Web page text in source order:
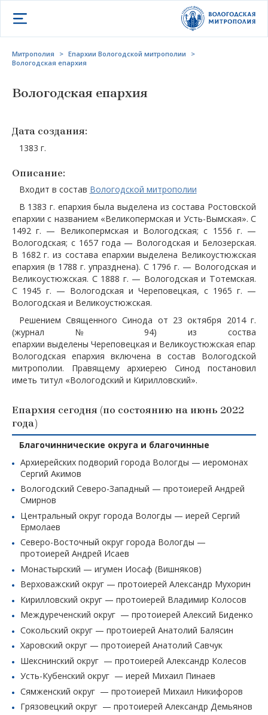
Открыть меню
Митрополия > Епархии Вологодской митрополии
>
Вологодская епархия
Вологодская епархия
Дата создания:
1383 г.
Описание:
Входит в состав Вологодской митрополии
В 1383 г. епархия была выделена из состава Ростовской
епархии с названием «Великопермская и Усть-Вымская». С
1492 г. — Великопермская и Вологодская; с 1556 г. —
Вологодская; с 1657 года — Вологодская и Белозерская.
В 1682 г. из состава епархии выделена Великоустюжская
епархия (в 1788 г. упразднена). С 1796 г. — Вологодская и
Великоустюжская. С 1888 г. — Вологодская и Тотемская.
С 1945 г. — Вологодская и Череповецкая, с 1965 г. —
Вологодская и Великоустюжская.
Решением Священного Синода от 23 октября 2014 г.
(журнал № 94) из соства
епархии выделены Череповецкая и Великоустюжская
Вологодская епархия включена в состав Вологодской
митрополии. Правящему архиерею Синод постановил
иметь титул «Вологодский и Кирилловский».
Епархия сегодня (по состоянию на июнь 2022
года)
Благочиннические округа и благочинные
Архиерейских подворий города Вологды — иеромонах
Сергий Акимов
Вологодский Северо-Западный — протоиерей Андрей
Смирнов
Центральный округ города Вологды — иерей Сергий
Ермолаев
Северо-Восточный округ города Вологды —
протоиерей Андрей Исаев
Монастырский — игумен Иосаф (Вишняков)
Верховажский округ — протоиерей Александр Мухорин
Кирилловский округ — протоиерей Владимир Колосов
Междуреченский округ — протоиерей Алексий Биденко
Сокольский округ — протоиерей Анатолий Балясин
Харовский округ — протоиерей Анатолий Савчук
Шекснинский округ — протоиерей Александр Колесов
Усть-Кубенский округ — иерей Михаил Пинаев
Сямженский округ — протоиерей Михаил Никифоров
Грязовецкий округ — протоиерей Александр Демьянов